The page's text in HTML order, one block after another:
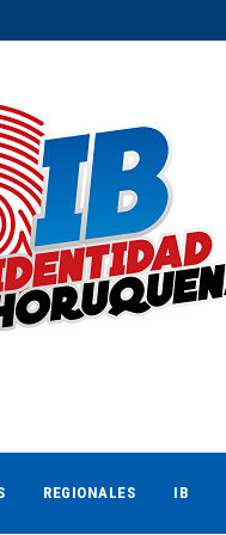
REGIONALES IB